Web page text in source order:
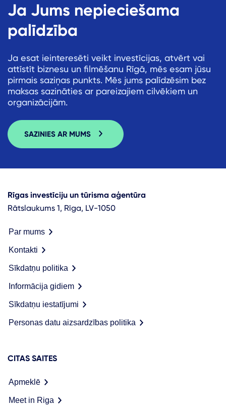
Ja Jums nepieciešama
palīdzība
Ja esat ieinteresēti veikt investīcijas, atvērt vai
attīstīt biznesu un filmēšanu Rīgā, mēs esam jūsu
pirmais saziņas punkts. Mēs jums palīdzēsim bez
maksas sazināties ar pareizajiem cilvēkiem un
organizācijām.
SAZINIES AR MUMS
Rīgas investīciju un tūrisma aģentūra
Rātslaukums 1, Rīga, LV-1050
Par mums
Kontakti
Sīkdatņu politika
Informācija gidiem
Sīkdatņu iestatījumi
Personas datu aizsardzības politika
CITAS SAITES
Apmeklē
Meet in Riga